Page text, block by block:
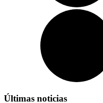
Últimas noticias